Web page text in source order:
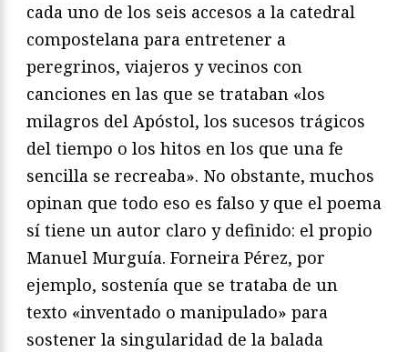
cada uno de los seis accesos a la catedral
compostelana para entretener a
peregrinos, viajeros y vecinos con
canciones en las que se trataban «los
milagros del Apóstol, los sucesos trágicos
del tiempo o los hitos en los que una fe
sencilla se recreaba». No obstante, muchos
opinan que todo eso es falso y que el poema
sí tiene un autor claro y definido: el propio
Manuel Murguía. Forneira Pérez, por
ejemplo, sostenía que se trataba de un
texto «inventado o manipulado» para
sostener la singularidad de la balada